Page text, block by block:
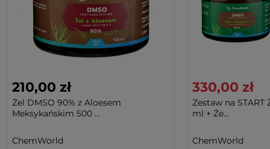
210,00 zł
Żel DMSO 90% z Aloesem
Meksykańskim 500 ...
ChemWorld
330,00 zł
Zestaw na START
ml + Że...
ChemWorld